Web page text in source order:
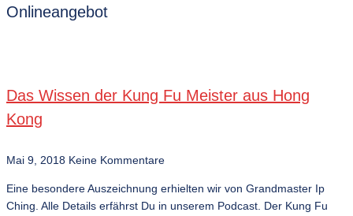
Onlineangebot
Das Wissen der Kung Fu Meister aus Hong
Kong
Mai 9, 2018 Keine Kommentare
Eine besondere Auszeichnung erhielten wir von Grandmaster Ip
Ching. Alle Details erfährst Du in unserem Podcast. Der Kung Fu